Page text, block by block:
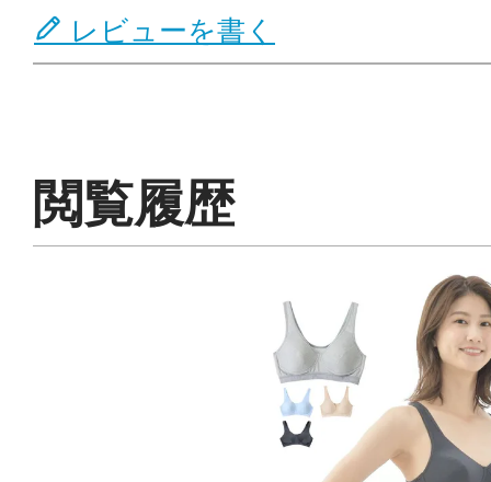
レビューを書く
閲覧履歴